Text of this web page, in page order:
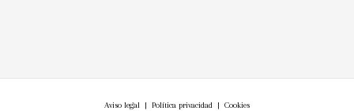
Aviso legal | Política privacidad | Cookies